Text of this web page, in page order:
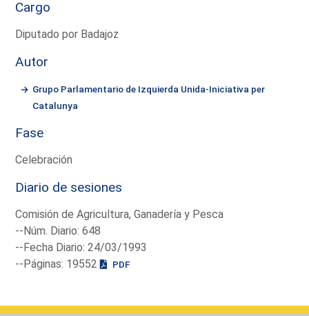
Cargo
Diputado por Badajoz
Autor
Grupo Parlamentario de Izquierda Unida-Iniciativa per
Catalunya
Fase
Celebración
Diario de sesiones
Comisión de Agricultura, Ganadería y Pesca
--Núm. Diario: 648
--Fecha Diario: 24/03/1993
--Páginas: 19552
PDF